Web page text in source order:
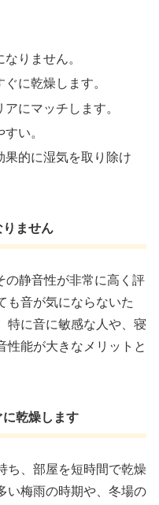
りません。
に乾燥します。
にマッチします。
い。
果的に湿気を取り除け
ません
の静音性が非常に高く評
も音が気にならないた
特に音に敏感な人や、寝
性能が大きなメリットと
乾燥します
ち、部屋を短時間で乾燥
い梅雨の時期や、冬場の